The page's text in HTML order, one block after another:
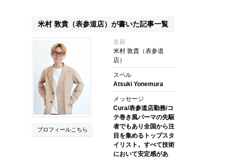
米村 敦貴（表参道店）が書いた記事一覧
名前
米村 敦貴（表参道
店）
スペル
Atsuki Yonemura
メッセージ
Cura/表参道店勤務/コ
テ巻き風パーマの先駆
者でもあり全国から注
目を集めるトップスタ
イリスト。すべて技術
において安定感があ
プロフィールこちら